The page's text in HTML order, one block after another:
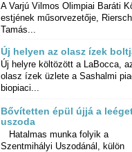
A Varjú Vilmos Olimpiai Baráti
estjének műsorvezetője,
Tamás...
Új helyen az olasz ízek
Új helyre költözött a LaBocca,
olasz ízek üzlete a Sashalmi
biopiaci...
Bővítetten épül újjá a
uszoda
Hatalmas munka folyik a
Szentmihályi Uszodánál, külön